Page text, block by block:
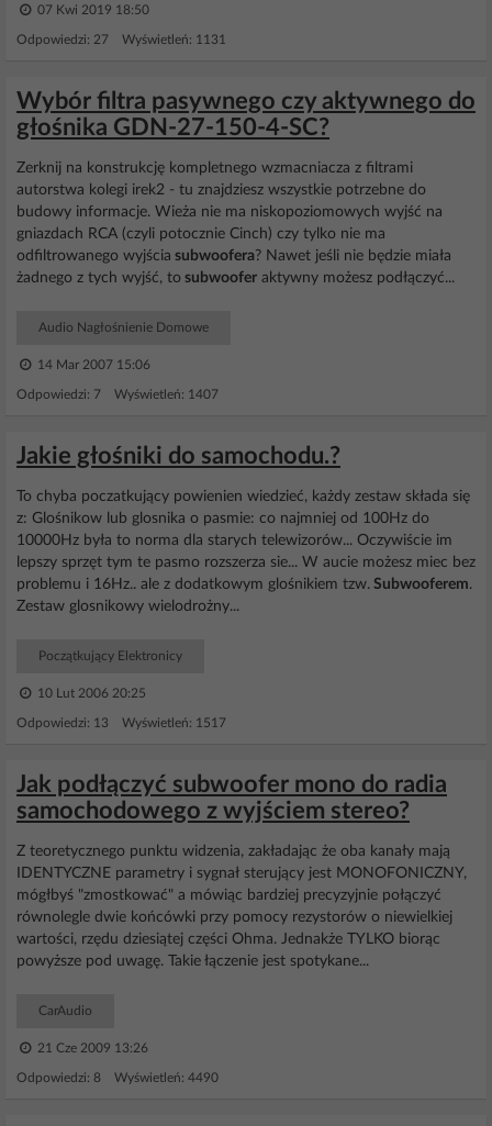
07 Kwi 2019 18:50
Odpowiedzi: 27 Wyświetleń: 1131
Wybór filtra pasywnego czy aktywnego do
głośnika GDN-27-150-4-SC?
Zerknij na konstrukcję kompletnego wzmacniacza z filtrami
autorstwa kolegi irek2 - tu znajdziesz wszystkie potrzebne do
budowy informacje. Wieża nie ma niskopoziomowych wyjść na
gniazdach RCA (czyli potocznie Cinch) czy tylko nie ma
odfiltrowanego wyjścia subwoofera? Nawet jeśli nie będzie miała
żadnego z tych wyjść, to subwoofer aktywny możesz podłączyć...
Audio Nagłośnienie Domowe
14 Mar 2007 15:06
Odpowiedzi: 7 Wyświetleń: 1407
Jakie głośniki do samochodu.?
To chyba poczatkujący powienien wiedzieć, każdy zestaw składa się
z: Glośnikow lub glosnika o pasmie: co najmniej od 100Hz do
10000Hz była to norma dla starych telewizorów... Oczywiście im
lepszy sprzęt tym te pasmo rozszerza sie... W aucie możesz miec bez
problemu i 16Hz.. ale z dodatkowym glośnikiem tzw. Subwooferem.
Zestaw glosnikowy wielodrożny...
Początkujący Elektronicy
10 Lut 2006 20:25
Odpowiedzi: 13 Wyświetleń: 1517
Jak podłączyć subwoofer mono do radia
samochodowego z wyjściem stereo?
Z teoretycznego punktu widzenia, zakładając że oba kanały mają
IDENTYCZNE parametry i sygnał sterujący jest MONOFONICZNY,
mógłbyś "zmostkować" a mówiąc bardziej precyzyjnie połączyć
równolegle dwie końcówki przy pomocy rezystorów o niewielkiej
wartości, rzędu dziesiątej części Ohma. Jednakże TYLKO biorąc
powyższe pod uwagę. Takie łączenie jest spotykane...
CarAudio
21 Cze 2009 13:26
Odpowiedzi: 8 Wyświetleń: 4490